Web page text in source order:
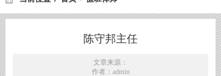
陈守邦主任
文章来源：
作者：admin